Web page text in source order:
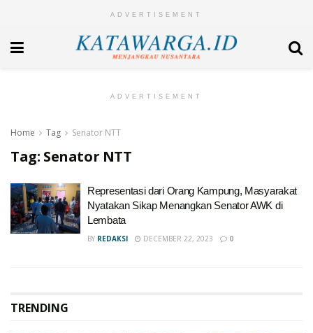
ADVERTISEMENT
ADVERTISEMENT
Home Tag Senator NTT
Tag: Senator NTT
Representasi dari Orang Kampung, Masyarakat
Nyatakan Sikap Menangkan Senator AWK di
Lembata
BY REDAKSI DECEMBER 22, 2023 0
TRENDING